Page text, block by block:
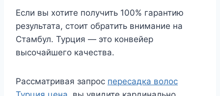
Если вы хотите получить 100% гарантию
результата, стоит обратить внимание на
Стамбул. Турция — это конвейер
высочайшего качества.
Рассматривая запрос пересадка волос